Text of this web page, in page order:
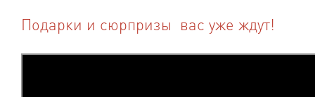
Подарки и сюрпризы вас уже ждут!